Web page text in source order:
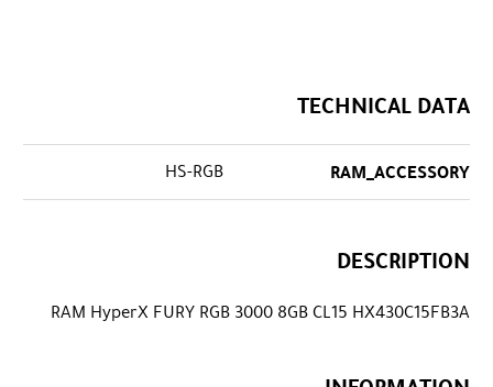
TECHNICAL DATA
RAM_ACCESSORY
HS-RGB
DESCRIPTION
RAM HyperX FURY RGB 3000 8GB CL15 HX430C15FB3A